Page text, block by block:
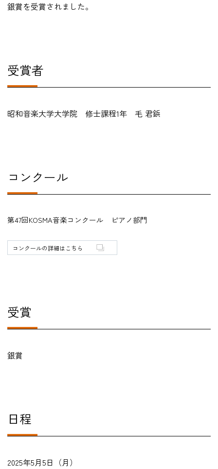
教職員の方
ニュース
法人案内
銀賞を受賞されました。
受賞者
昭和音楽大学大学院 修士課程1年 毛 君鋲
コンクール
第47回KOSMA音楽コンクール ピアノ部門
コンクールの詳細はこちら
受賞
銀賞
日程
2025年5月5日（月）